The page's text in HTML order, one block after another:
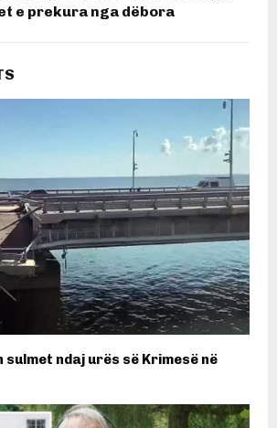
e prekura nga dëbora
ndaj urës së Krimesë në